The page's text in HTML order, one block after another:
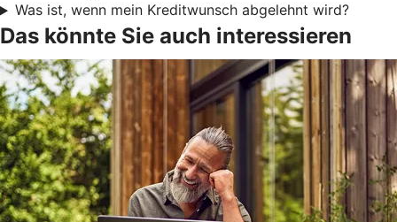
Was ist, wenn mein Kreditwunsch abgelehnt wird?
Das könnte Sie auch interessieren